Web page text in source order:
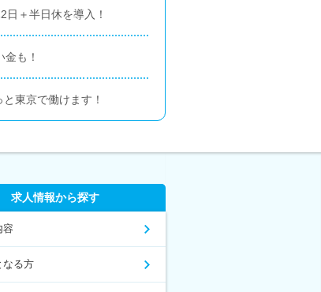
日＋半日休を導入！
も！
東京で働けます！
求人情報から探す
容
なる方